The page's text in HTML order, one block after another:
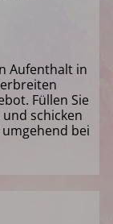
Aufenthalt in
Füllen Sie
schicken
bei